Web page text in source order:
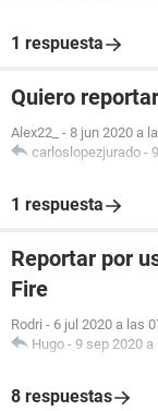
1 respuesta
Quiero
Alex22_ - 8 jun 2020 a
carloslopezjurado -
1 respuesta
Reportar por
Fire
Rodri - 6 jul 2020 a las
Hugo - 9 sep 2020 a
8 respuestas